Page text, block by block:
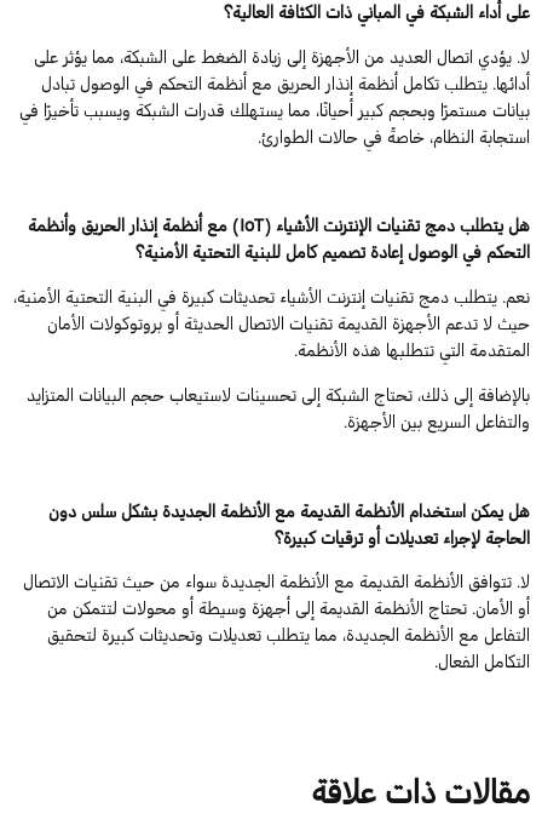
على أداء الشبكة في المباني ذات الكثافة العالية؟
لا. يؤدي اتصال العديد من الأجهزة إلى زيادة الضغط على الشبكة، مما يؤثر على
أدائها. يتطلب تكامل أنظمة إنذار الحريق مع أنظمة التحكم في الوصول تبادل
بيانات مستمرًا وبحجم كبير أحيانًا، مما يستهلك قدرات الشبكة ويسبب تأخيرًا في
استجابة النظام، خاصةً في حالات الطوارئ.
هل يتطلب دمج تقنيات الإنترنت الأشياء (IoT) مع أنظمة إنذار الحريق وأنظمة
التحكم في الوصول إعادة تصميم كامل للبنية التحتية الأمنية؟
نعم. يتطلب دمج تقنيات إنترنت الأشياء تحديثات كبيرة في البنية التحتية الأمنية،
حيث لا تدعم الأجهزة القديمة تقنيات الاتصال الحديثة أو بروتوكولات الأمان
المتقدمة التي تتطلبها هذه الأنظمة.
بالإضافة إلى ذلك، تحتاج الشبكة إلى تحسينات لاستيعاب حجم البيانات المتزايد
والتفاعل السريع بين الأجهزة.
هل يمكن استخدام الأنظمة القديمة مع الأنظمة الجديدة بشكل سلس دون
الحاجة لإجراء تعديلات أو ترقيات كبيرة؟
لا. تتوافق الأنظمة القديمة مع الأنظمة الجديدة سواء من حيث تقنيات الاتصال
أو الأمان. تحتاج الأنظمة القديمة إلى أجهزة وسيطة أو محولات لتتمكن من
التفاعل مع الأنظمة الجديدة، مما يتطلب تعديلات وتحديثات كبيرة لتحقيق
التكامل الفعال.
مقالات ذات علاقة